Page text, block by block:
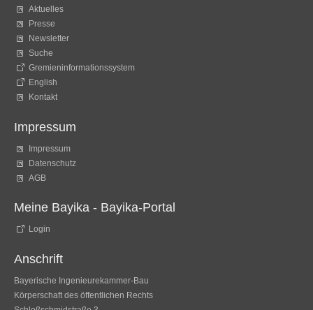
Aktuelles
Presse
Newsletter
Suche
Gremieninformationssystem
English
Kontakt
Impressum
Impressum
Datenschutz
AGB
Meine Bayika - Bayika-Portal
Login
Anschrift
Bayerische Ingenieurekammer-Bau
Körperschaft des öffentlichen Rechts